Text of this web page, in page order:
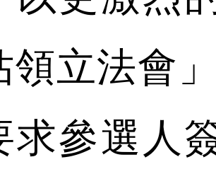
領立法會
求參選人